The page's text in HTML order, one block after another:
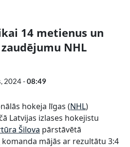
14 metienus un
NHL
2024 -08:49
hokeja līgas (NHL)
Latvijas izlases hokejistu
Šilova pārstāvētā
komanda mājās ar rezultātu 3:4